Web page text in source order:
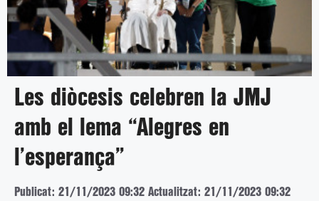
Les diòcesis celebren la JMJ
amb el lema “Alegres en
l’esperança”
Publicat: 21/11/2023 09:32 Actualitzat: 21/11/2023 09:32